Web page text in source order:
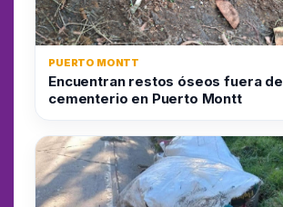
PUERTO MONTT
Encuentran restos óseos fuera de
cementerio en Puerto Montt